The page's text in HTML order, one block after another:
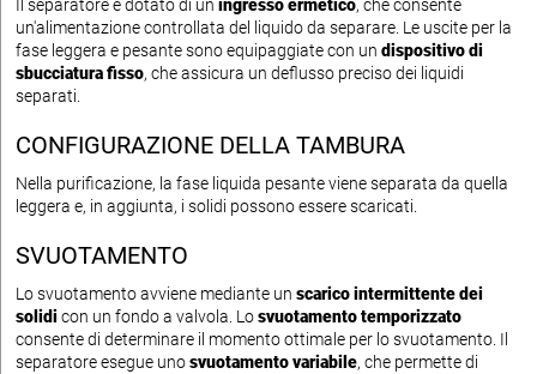
Il separatore è dotato di un ingresso ermetico, che consente
un'alimentazione controllata del liquido da separare. Le uscite per la
fase leggera e pesante sono equipaggiate con un dispositivo di
sbucciatura fisso, che assicura un deflusso preciso dei liquidi
separati.
CONFIGURAZIONE DELLA TAMBURA
Nella purificazione, la fase liquida pesante viene separata da quella
leggera e, in aggiunta, i solidi possono essere scaricati.
SVUOTAMENTO
Lo svuotamento avviene mediante un scarico intermittente dei
solidi con un fondo a valvola. Losvuotamento temporizzato
consente di determinare il momento ottimale per lo svuotamento. Il
separatore esegue unosvuotamento variabile, che permette di